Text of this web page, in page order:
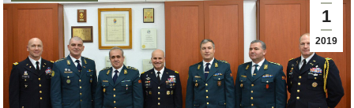
new
window
new
window
new
window
1
2019